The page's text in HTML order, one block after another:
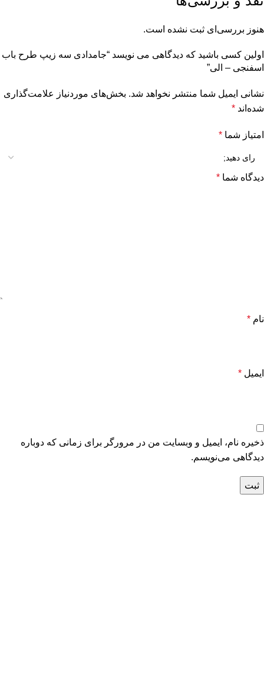
هنوز بررسی‌ای ثبت نشده است.
اولین کسی باشید که دیدگاهی می نویسد “جامدادی سه زیپ طرح باب
اسفنجی – الی”
نشانی ایمیل شما منتشر نخواهد شد. بخش‌های موردنیاز علامت‌گذاری
شده‌اند *
امتیاز شما *
دیدگاه شما *
نام *
ایمیل *
ذخیره نام، ایمیل و وبسایت من در مرورگر برای زمانی که دوباره
دیدگاهی می‌نویسم.